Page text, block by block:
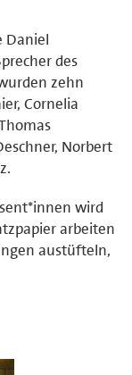
Daniel
des
zehn
Cornelia
Norbert
wird
arbeiten
austüfteln,